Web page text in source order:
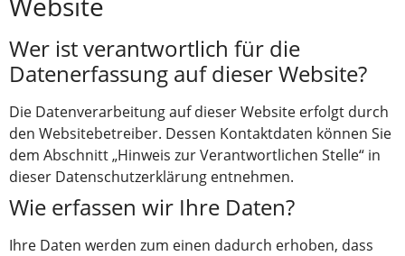
Wer ist verantwortlich für die
Datenerfassung auf dieser Website?
Die Datenverarbeitung auf dieser Website erfolgt durch
den Websitebetreiber. Dessen Kontaktdaten können Sie
dem Abschnitt „Hinweis zur Verantwortlichen Stelle“ in
dieser Datenschutzerklärung entnehmen.
Wie erfassen wir Ihre Daten?
Ihre Daten werden zum einen dadurch erhoben, dass